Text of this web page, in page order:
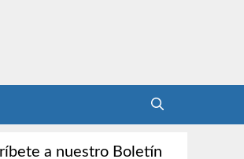
a nuestro Boletín